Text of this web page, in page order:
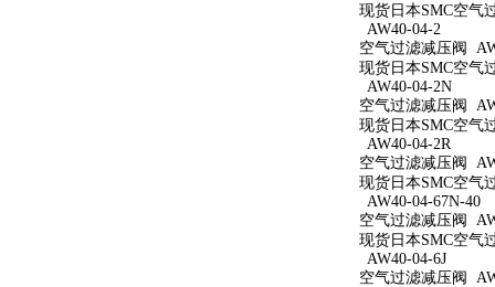
现货日本SMC空气
AW40-04-2
空气过滤减压阀
现货日本SMC空气
AW40-04-2N
空气过滤减压阀
现货日本SMC空气
AW40-04-2R
空气过滤减压阀
现货日本SMC空气
AW40-04-67N-40
空气过滤减压阀
现货日本SMC空气
AW40-04-6J
空气过滤减压阀